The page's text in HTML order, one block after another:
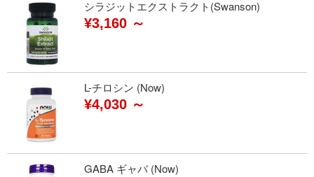
シラジットエクストラクト(Swanson)
¥3,160 ～
L-チロシン (Now)
¥4,030 ～
GABA ギャバ (Now)